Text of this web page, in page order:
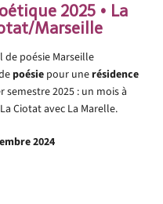
2025 • La
Marseille
poésie Marseille
poésie pour unerésidence
semestre 2025 : un mois à
Ciotat avec La Marelle.
2024